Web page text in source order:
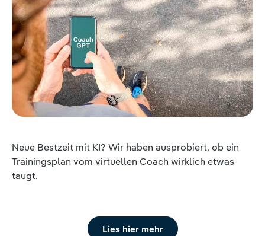
Neue Bestzeit mit KI? Wir haben ausprobiert, ob ein
Trainingsplan vom virtuellen Coach wirklich etwas
taugt.
Lies hier mehr